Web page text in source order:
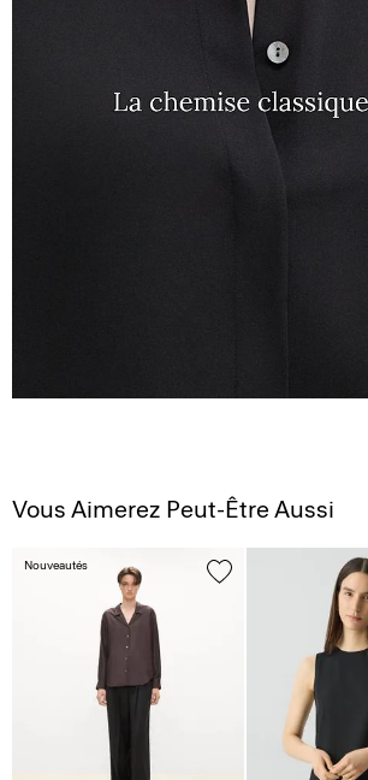
Vous Aimerez Peut-Être Aussi
Nouveautés